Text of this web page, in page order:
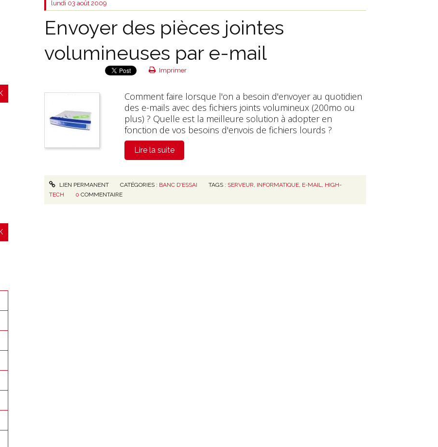
lundi 03 août 2009
Envoyer des pièces jointes
volumineuses par e-mail
Imprimer
Comment faire lorsque l'on a besoin d'envoyer au quotidien
des e-mails avec des fichiers joints volumineux (200mo ou
plus) ? Quelle est la meilleure solution à adopter en
fonction de vos besoins d'envois de fichiers lourds ?
Lire la suite
LIEN PERMANENT CATÉGORIES : BANC D'ESSAI TAGS : SERVEUR, INFORMATIQUE, E-MAIL, HIGH-
TECH
0 COMMENTAIRE